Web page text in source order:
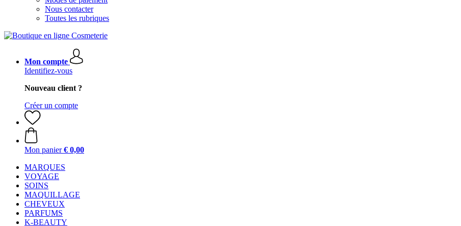
Nous contacter
Toutes les rubriques
Mon compte
Identifiez-vous
Nouveau client ?
Créer un compte
Mon panier € 0,00
MARQUES
VOYAGE
SOINS
MAQUILLAGE
CHEVEUX
PARFUMS
K-BEAUTY